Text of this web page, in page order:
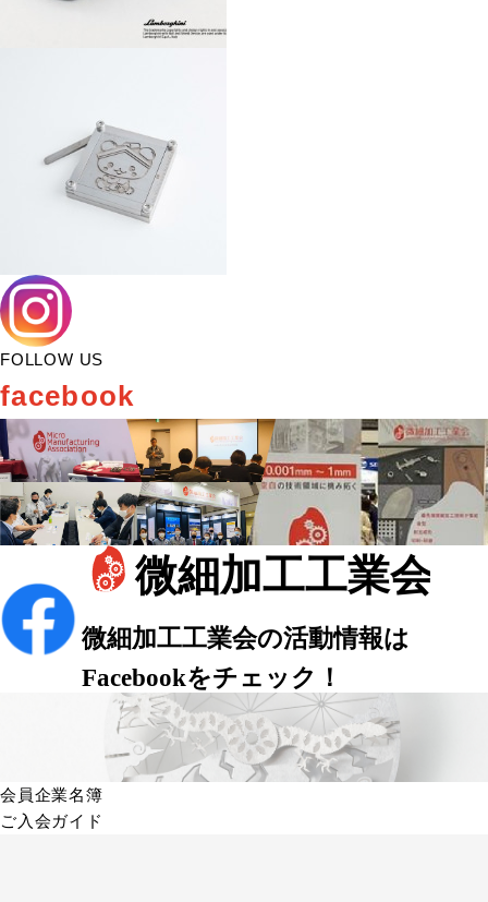
FOLLOW US
facebook
会員企業名簿
ご入会ガイド